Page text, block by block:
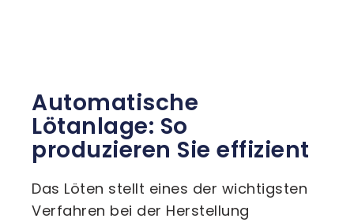
Automatische
Lötanlage: So
produzieren Sie effizient
Das Löten stellt eines der wichtigsten
Verfahren bei der Herstellung